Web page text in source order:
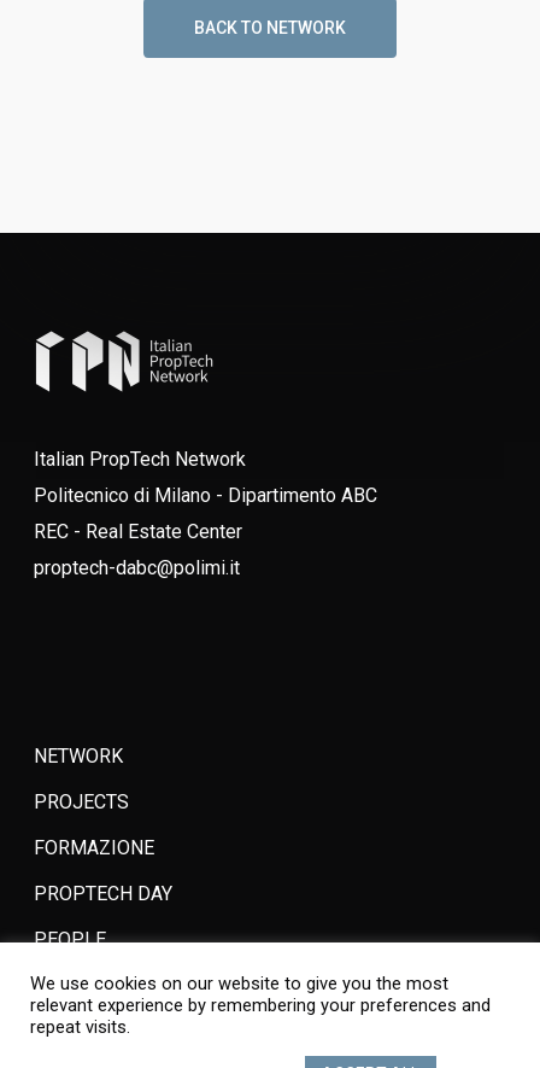
BACK TO NETWORK
Italian PropTech Network
Politecnico di Milano - Dipartimento ABC
REC - Real Estate Center
proptech-dabc@polimi.it
NETWORK
PROJECTS
FORMAZIONE
PROPTECH DAY
PEOPLE
JOIN
DOWNLOAD
We use cookies on our website to give you the most
relevant experience by remembering your preferences and
repeat visits.